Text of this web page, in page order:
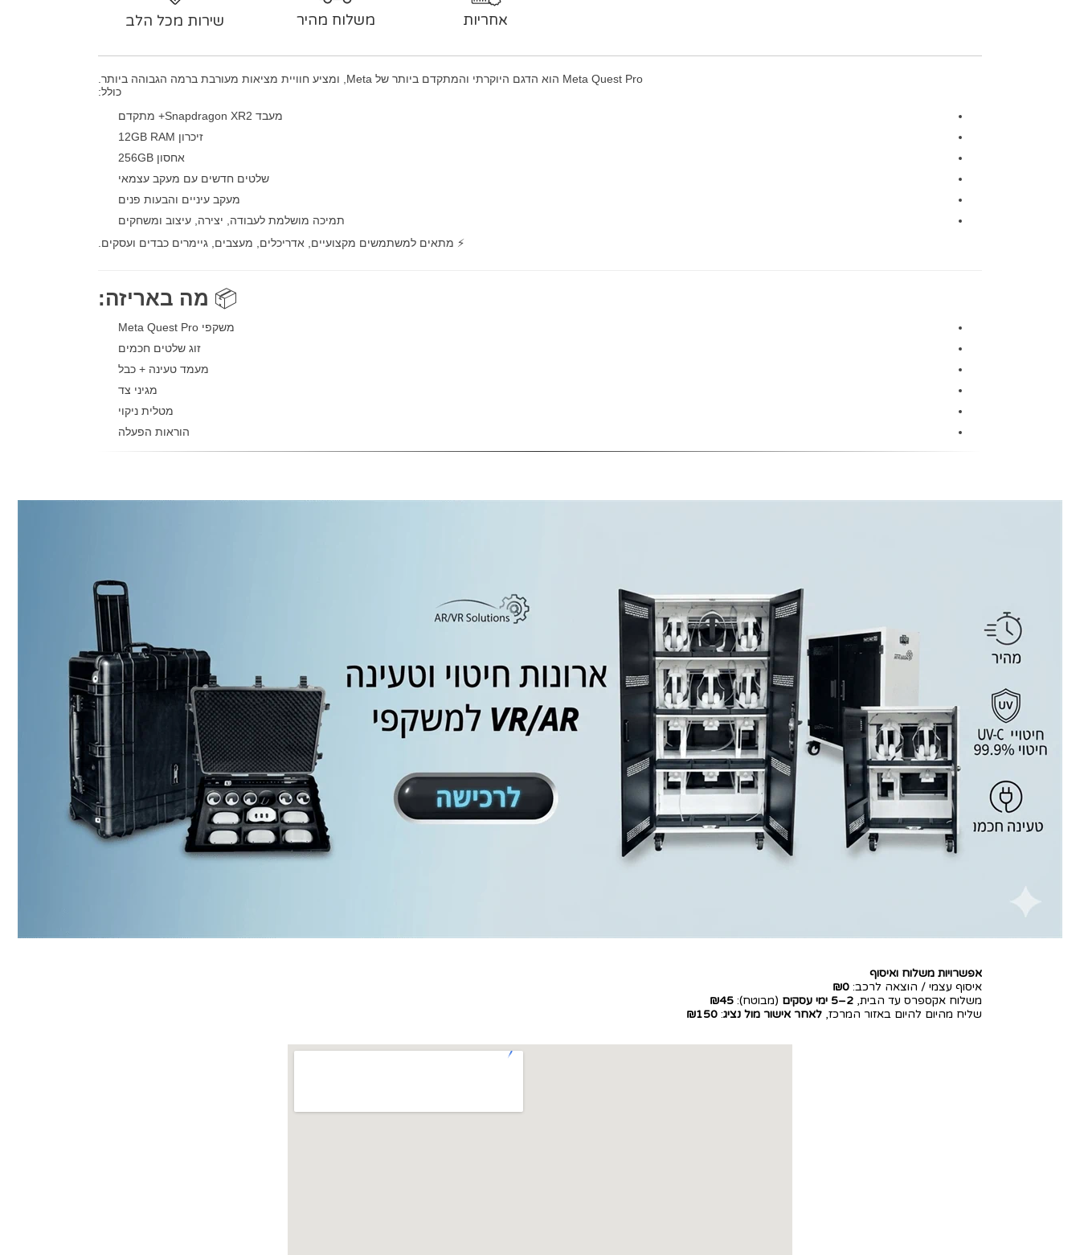
אחריות משלוח מהיר שירות מכל הלב
Meta Quest Pro הוא הדגם היוקרתי והמתקדם ביותר של Meta, ומציע חוויית מציאות מעורבת ברמה הגבוהה ביותר.
כולל:
מעבד Snapdragon XR2+ מתקדם
זיכרון 12GB RAM
אחסון 256GB
שלטים חדשים עם מעקב עצמאי
מעקב עיניים והבעות פנים
תמיכה מושלמת לעבודה, יצירה, עיצוב ומשחקים
⚡ מתאים למשתמשים מקצועיים, אדריכלים, מעצבים, גיימרים כבדים ועסקים.
📦 מה באריזה:
משקפי Meta Quest Pro
זוג שלטים חכמים
מעמד טעינה + כבל
מגיני צד
מטלית ניקוי
הוראות הפעלה
אפשרויות משלוח ואיסוף
איסוף עצמי / הוצאה לרכב: ₪0
משלוח אקספרס עד הבית, 2–5 ימי עסקים (מבוטח): ₪45
שליח מהיום להיום באזור המרכז, לאחר אישור מול נציג:
₪150